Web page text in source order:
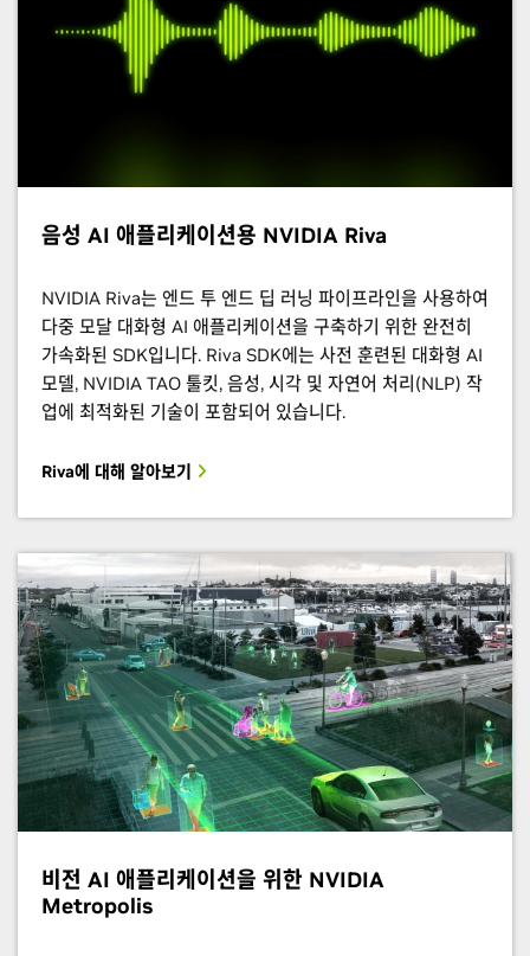
음성 AI 애플리케이션용 NVIDIA Riva
NVIDIA Riva는 엔드 투 엔드 딥 러닝 파이프라인을 사용하여
다중 모달 대화형 AI 애플리케이션을 구축하기 위한 완전히
가속화된 SDK입니다. Riva SDK에는 사전 훈련된 대화형 AI
모델, NVIDIA TAO 툴킷, 음성, 시각 및 자연어 처리(NLP) 작
업에 최적화된 기술이 포함되어 있습니다.
Riva에 대해 알아보기
비전 AI 애플리케이션을 위한 NVIDIA
Metropolis